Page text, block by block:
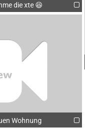
die xte 😆
Wohnung